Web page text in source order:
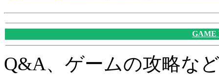
GAME
Q&A、ゲームの攻略な